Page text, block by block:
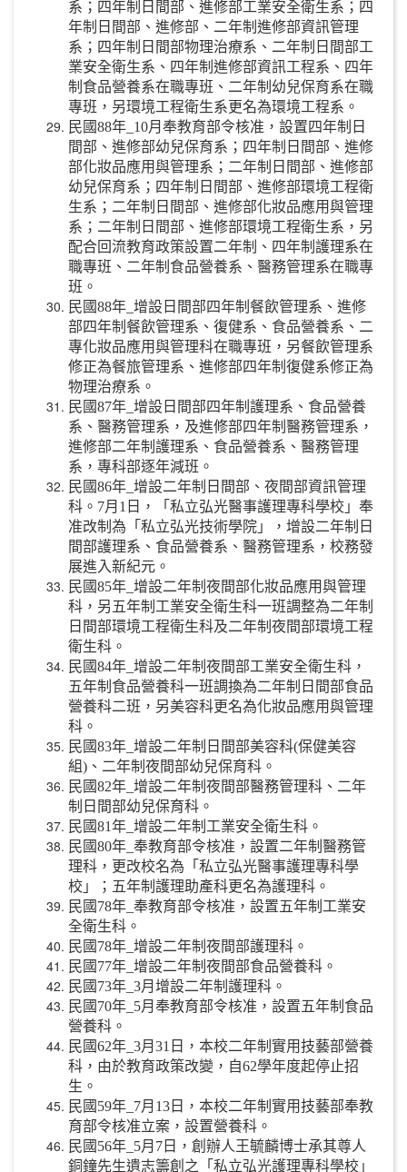
系；四年制日間部、進修部工業安全衛生系；四
年制日間部、進修部、二年制進修部資訊管理
系；四年制日間部物理治療系、二年制日間部工
業安全衛生系、四年制進修部資訊工程系、四年
制食品營養系在職專班、二年制幼兒保育系在職
專班，另環境工程衛生系更名為環境工程系。
民國88年_10月奉教育部令核准，設置四年制日
間部、進修部幼兒保育系；四年制日間部、進修
部化妝品應用與管理系；二年制日間部、進修部
幼兒保育系；四年制日間部、進修部環境工程衛
生系；二年制日間部、進修部化妝品應用與管理
系；二年制日間部、進修部環境工程衛生系，另
配合回流教育政策設置二年制、四年制護理系在
職專班、二年制食品營養系、醫務管理系在職專
班。
民國88年_增設日間部四年制餐飲管理系、進修
部四年制餐飲管理系、復健系、食品營養系、二
專化妝品應用與管理科在職專班，另餐飲管理系
修正為餐旅管理系、進修部四年制復健系修正為
物理治療系。
民國87年_增設日間部四年制護理系、食品營養
系、醫務管理系，及進修部四年制醫務管理系，
進修部二年制護理系、食品營養系、醫務管理
系，專科部逐年減班。
民國86年_增設二年制日間部、夜間部資訊管理
科。7月1日，「私立弘光醫事護理專科學校」奉
准改制為「私立弘光技術學院」，增設二年制日
間部護理系、食品營養系、醫務管理系，校務發
展進入新紀元。
民國85年_增設二年制夜間部化妝品應用與管理
科，另五年制工業安全衛生科一班調整為二年制
日間部環境工程衛生科及二年制夜間部環境工程
衛生科。
民國84年_增設二年制夜間部工業安全衛生科，
五年制食品營養科一班調換為二年制日間部食品
營養科二班，另美容科更名為化妝品應用與管理
科。
民國83年_增設二年制日間部美容科(保健美容
組)、二年制夜間部幼兒保育科。
民國82年_增設二年制夜間部醫務管理科、二年
制日間部幼兒保育科。
民國81年_增設二年制工業安全衛生科。
民國80年_奉教育部令核准，設置二年制醫務管
理科，更改校名為「私立弘光醫事護理專科學
校」；五年制護理助產科更名為護理科。
民國78年_奉教育部令核准，設置五年制工業安
全衛生科。
民國78年_增設二年制夜間部護理科。
民國77年_增設二年制夜間部食品營養科。
民國73年_3月增設二年制護理科。
民國70年_5月奉教育部令核准，設置五年制食品
營養科。
民國62年_3月31日，本校二年制實用技藝部營養
科，由於教育政策改變，自62學年度起停止招
生。
民國59年_7月13日，本校二年制實用技藝部奉教
育部令核准立案，設置營養科。
民國56年_5月7日，創辦人王毓麟博士承其尊人
銅鐘先生遺志籌創之「私立弘光護理專科學校」